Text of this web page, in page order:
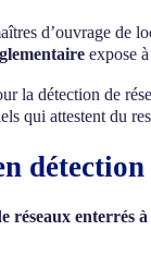
d’ouvrage de
expose
la détection de
qui attestent du
réseaux enterrés